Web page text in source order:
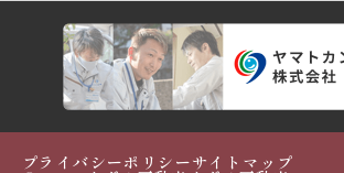
プライバシーポリシーサイトマップ